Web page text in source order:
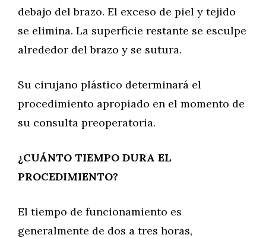
debajo del brazo. El exceso de piel y tejido
se elimina. La superficie restante se esculpe
alrededor del brazo y se sutura.
Su cirujano plástico determinará el
procedimiento apropiado en el momento de
su consulta preoperatoria.
¿CUÁNTO TIEMPO DURA EL
PROCEDIMIENTO?
El tiempo de funcionamiento es
generalmente de dos a tres horas,